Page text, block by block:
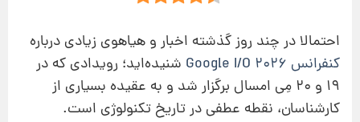
احتمالا در چند روز گذشته اخبار و هیاهوی زیادی درباره
کنفرانس Google I/O 2026
شنیده‌اید؛ رویدادی که در
19 و 20 مِی امسال برگزار شد و به عقیده بسیاری از
کارشناسان، نقطه عطفی در تاریخ تکنولوژی است.